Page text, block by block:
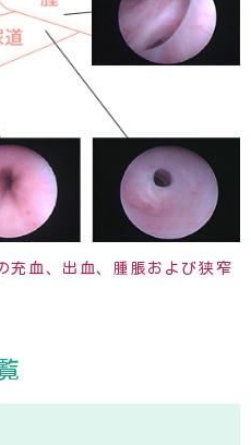
充血、出血、腫脹および狭窄